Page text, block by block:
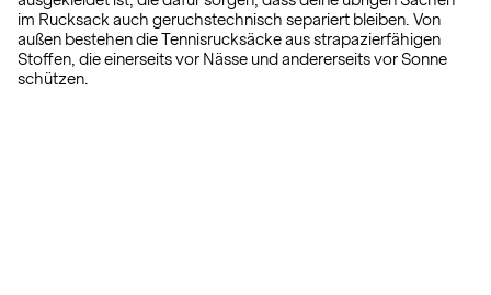
im Rucksack auch geruchstechnisch separiert bleiben. Von
außen bestehen die Tennisrucksäcke aus strapazierfähigen
Stoffen, die einerseits vor Nässe und andererseits vor Sonne
schützen.